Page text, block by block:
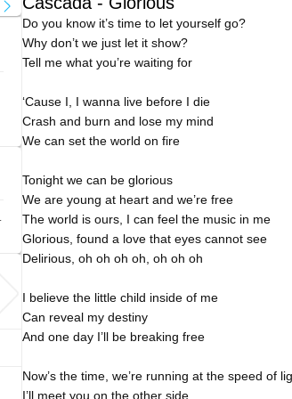
Do you know it’s time to let yourself go?
Why don’t we just let it show?
Tell me what you’re waiting for
‘Cause I, I wanna live before I die
Crash and burn and lose my mind
We can set the world on fire
Tonight we can be glorious
We are young at heart and we’re free
The world is ours, I can feel the music in me
Glorious, found a love that eyes cannot see
Delirious, oh oh oh oh, oh oh oh
I believe the little child inside of me
Can reveal my destiny
And one day I’ll be breaking free
Now’s the time, we’re running at the speed of
I’ll meet you on the other side